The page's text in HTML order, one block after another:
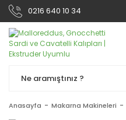
0216 640 10 34
Anasayfa Makarna Makineleri